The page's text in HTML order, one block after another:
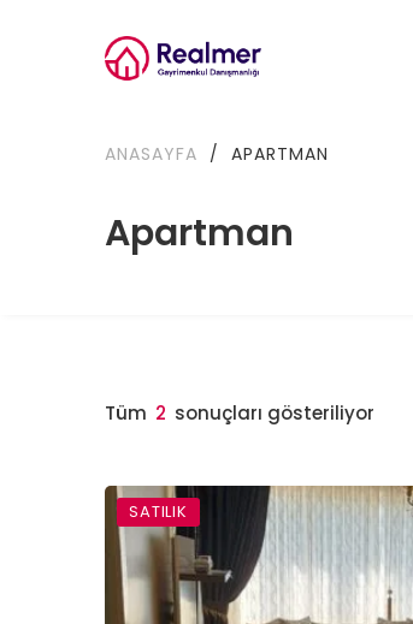
Apartman
ANASAYFA / APARTMAN
Tüm 2 sonuçları gösteriliyor
SATILIK